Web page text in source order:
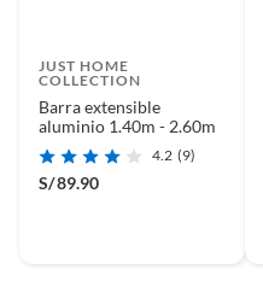
JUST HOME
COLLECTION
Barra extensible
aluminio 1.40m - 2.60m
4.2 (9)
S/89.90